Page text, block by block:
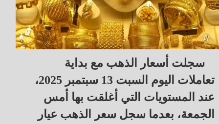
سجلت أسعار الذهب مع بداية
تعاملات اليوم السبت 13 سبتمبر 2025،
عند المستويات التي أغلقت بها أمس
الجمعة، بعدما سجل سعر الذهب عيار